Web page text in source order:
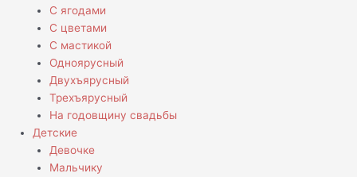
С ягодами
С цветами
С мастикой
Одноярусный
Двухъярусный
Трехъярусный
На годовщину свадьбы
Детские
Девочке
Мальчику